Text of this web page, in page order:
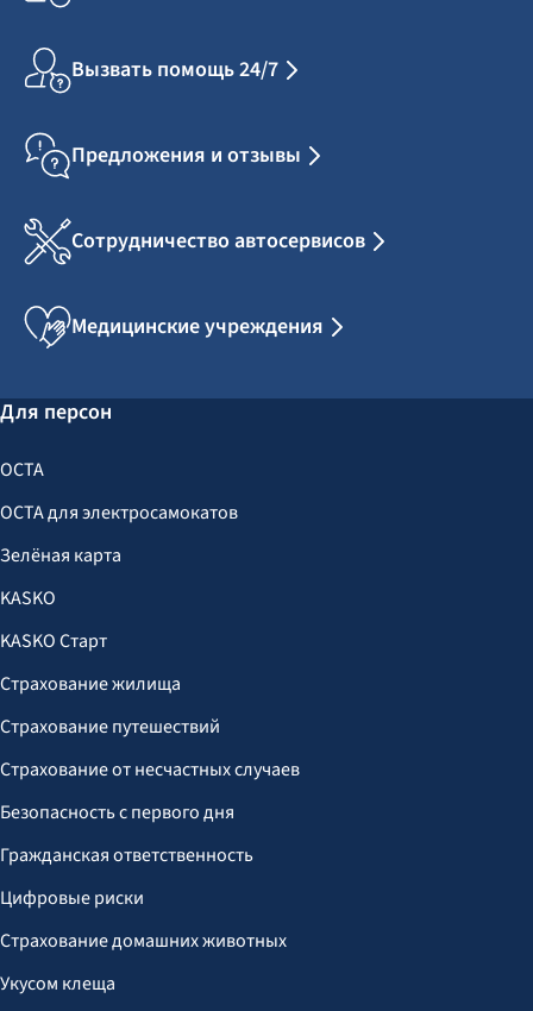
Вызвать помощь 24/7
Предложения и отзывы
Сотрудничество автосервисов
Медицинские учреждения
Для персон
OCTA
OCTA для электросамокатов
Зелёная карта
KASKO
KASKO Старт
Страхование жилища
Страхование путешествий
Страхование от несчастных случаев
Безопасность с первого дня
Гражданская ответственность
Цифровые риски
Страхование домашних животных
Укусом клеща